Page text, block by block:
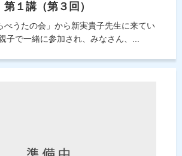
１講（第３回）
べうたの会」から新実貴子先生に来てい
子で一緒に参加され、みなさん、...